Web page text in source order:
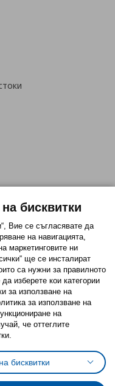
(Cookies)
на бисквитки
за личните данни
данни на ikea.bg
бисквитки
Вие се съгласявате да
на навигацията,
маркетинговите ни
ще се инсталират
са нужни за правилното
изберете кои категории
за използване на
за използване на
на
че оттеглите
бисквитки